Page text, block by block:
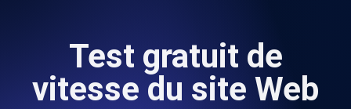
Test gratuit de
vitesse du site Web